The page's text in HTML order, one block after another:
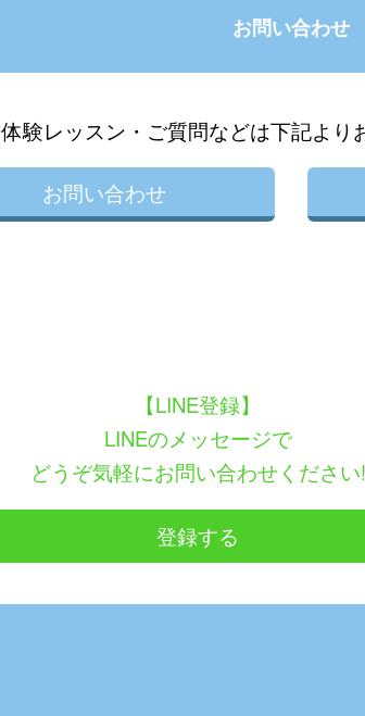
お問い合わせ
体験レッスン・ご質問などは下記より
お問い合わせ
【LINE登録】
LINEのメッセージで
どうぞ気軽にお問い合わせください!
登録する